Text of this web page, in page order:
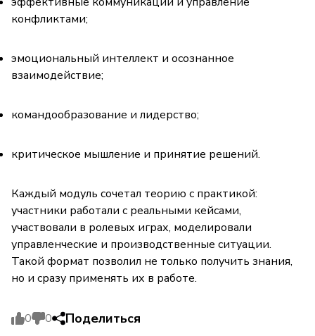
конфликтами;
эмоциональный интеллект и осознанное
взаимодействие;
командообразование и лидерство;
критическое мышление и принятие решений.
Каждый модуль сочетал теорию с практикой:
участники работали с реальными кейсами,
участвовали в ролевых играх, моделировали
управленческие и производственные ситуации.
Такой формат позволил не только получить знания,
но и сразу применять их в работе.
0 0 Поделиться